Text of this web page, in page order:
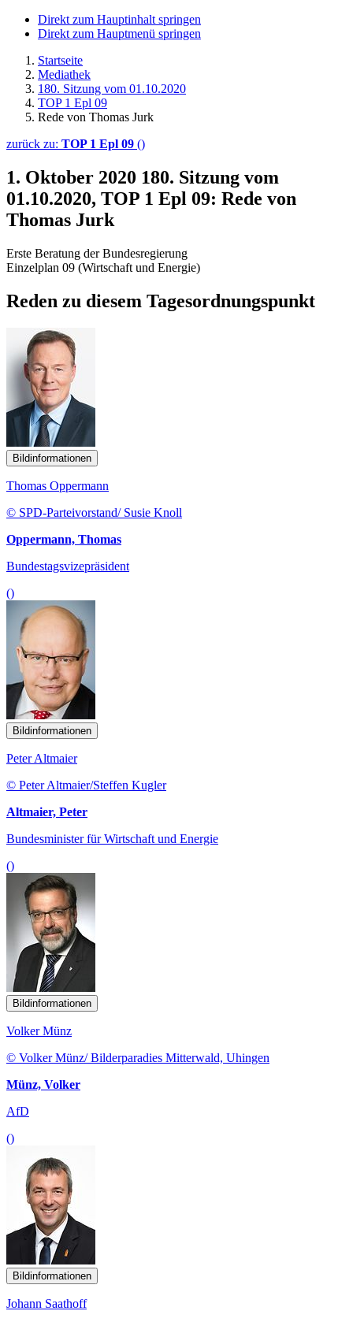
Direkt zum Hauptinhalt springen
Direkt zum Hauptmenü springen
Startseite
Mediathek
180. Sitzung vom 01.10.2020
TOP 1 Epl 09
Rede von Thomas Jurk
zurück zu: TOP 1 Epl 09 ()
1. Oktober 2020 180. Sitzung vom
01.10.2020, TOP 1 Epl 09: Rede von
Thomas Jurk
Erste Beratung der Bundesregierung
Einzelplan 09 (Wirtschaft und Energie)
Reden zu diesem Tagesordnungspunkt
Bildinformationen
Thomas Oppermann
© SPD-Parteivorstand/ Susie Knoll
Oppermann, Thomas
Bundestagsvizepräsident
()
Bildinformationen
Peter Altmaier
© Peter Altmaier/Steffen Kugler
Altmaier, Peter
Bundesminister für Wirtschaft und Energie
()
Bildinformationen
Volker Münz
© Volker Münz/ Bilderparadies Mitterwald, Uhingen
Münz, Volker
AfD
()
Bildinformationen
Johann Saathoff